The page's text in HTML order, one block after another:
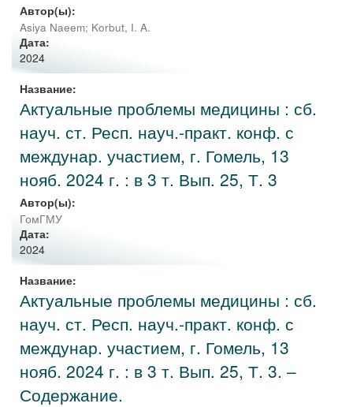
Автор(ы):
Asiya Naeem; Korbut, I. A.
Дата:
2024
Название:
Актуальные проблемы медицины : сб.
науч. ст. Респ. науч.-практ. конф. с
междунар. участием, г. Гомель, 13
нояб. 2024 г. : в 3 т. Вып. 25, Т. 3
Автор(ы):
ГомГМУ
Дата:
2024
Название:
Актуальные проблемы медицины : сб.
науч. ст. Респ. науч.-практ. конф. с
междунар. участием, г. Гомель, 13
нояб. 2024 г. : в 3 т. Вып. 25, Т. 3. –
Содержание.